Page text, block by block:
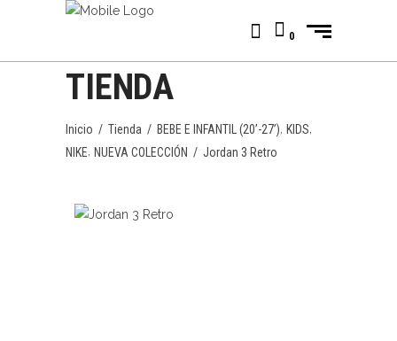
0
TIENDA
Inicio / Tienda / BEBE E INFANTIL (20’-27’) KIDS
NIKE, NUEVA COLECCIÓN / Jordan 3 Retro